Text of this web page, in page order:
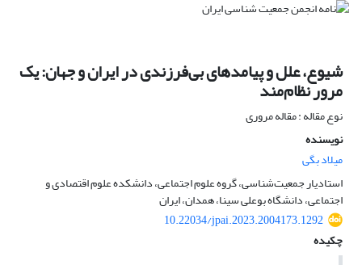
شیوع، علل و پیامدهای بی‌فرزندی در ایران و جهان: یک
مرور نظام‌مند
نوع مقاله : مقاله مروری
نویسنده
میلاد بگی
استادیار جمعیت‌شناسی، گروه علوم اجتماعی، دانشکده علوم اقتصادی و
اجتماعی، دانشگاه بوعلی سینا، همدان، ایران
10.22034/jpai.2023.2004173.1292
چکیده